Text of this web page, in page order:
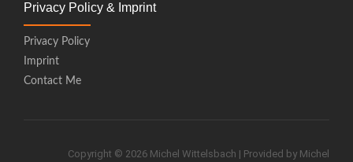
Privacy Policy & Imprint
Privacy Policy
Imprint
Contact Me
Copyright © 2026 Michel Wittelsbach | Provided by Michel